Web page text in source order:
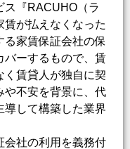
ス『RACUHO（ラ
賃が払えなくなった
る家賃保証会社の保
バーするもので、賃
く賃貸人が独自に契
や不安を背景に、代
導して構築した業界
会社の利用を義務付